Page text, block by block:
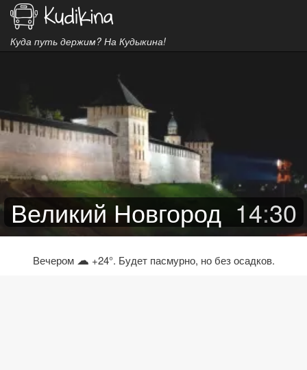
Куда путь держим? На Кудыкина!
Великий Новгород 14:30
Вечером ☁ +24°. Будет пасмурно, но без осадков.